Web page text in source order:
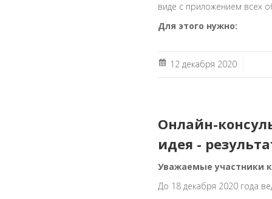
виде с приложением всех
Для этого нужно:
12 декабря 2020
Онлайн-
идея -
Уважаемые участники
До 18 декабря 2020 года